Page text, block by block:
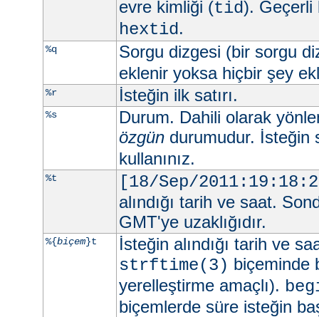
evre kimliği (tid).
hextid.
%q
Sorgu dizgesi (bir sorgu
eklenir yoksa hiçbir şey
%r İsteğin ilk satırı.
%s
Durum. Dahili olarak
özgündurumudur. İsteğin
kullanınız.
%t
[18/Sep/
alındığı tarih ve saat.
GMT'ye uzaklığıdır.
%{biçem}t
İsteğin alındığı tarih ve
strftime(3) biçeminde
yerelleştirme amaçlı).
biçemlerde süre isteğin